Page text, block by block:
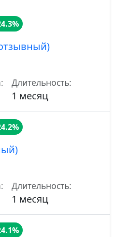
Длительность:
1 месяц
Длительность:
1 месяц